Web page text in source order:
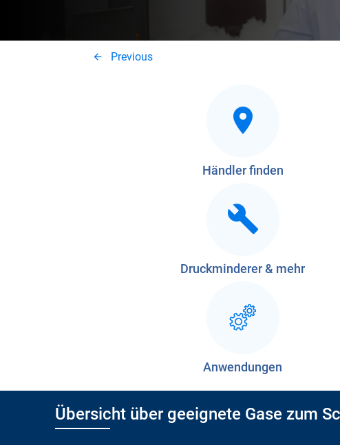
Previous
Händler finden
Druckminderer & mehr
Anwendungen
Übersicht über geeignete Gase zum